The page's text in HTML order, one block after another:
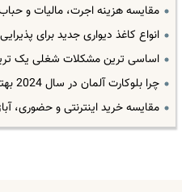
مقایسه هزینه اجرت، مالیات و
انواع کاغذ دیواری جدید برای پذیرایی
اساسی ترین مشکلات شغلی یک
چرا بلوکارت آلمان در سال 2024 بهترین انتخاب است؟
مقایسه خرید اینترنتی و حضوری،